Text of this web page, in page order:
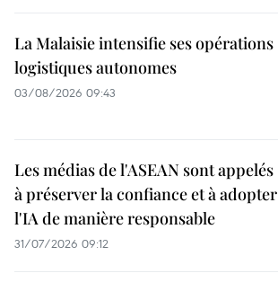
La Malaisie intensifie ses opérations
logistiques autonomes
03/08/2026 09:43
Les médias de l'ASEAN sont appelés
à préserver la confiance et à adopter
l'IA de manière responsable
31/07/2026 09:12